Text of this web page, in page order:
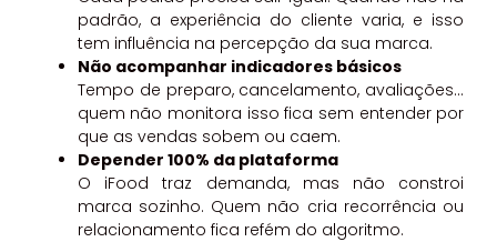
padrão, a experiência do cliente varia, e isso
tem influência na percepção da sua marca.
Não acompanhar indicadores básicos
Tempo de preparo, cancelamento, avaliações…
quem não monitora isso fica sem entender por
que as vendas sobem ou caem.
Depender 100% da plataforma
O iFood traz demanda, mas não constroi
marca sozinho. Quem não cria recorrência ou
relacionamento fica refém do algoritmo.